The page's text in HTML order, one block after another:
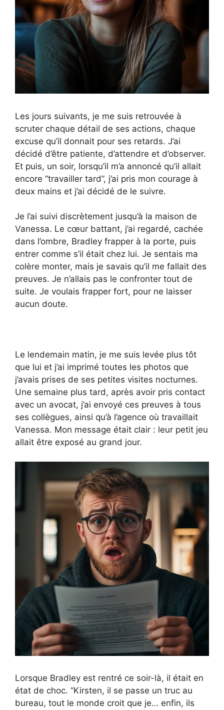
Les jours suivants, je me suis retrouvée à
scruter chaque détail de ses actions, chaque
excuse qu’il donnait pour ses retards. J’ai
décidé d’être patiente, d’attendre et d’observer.
Et puis, un soir, lorsqu’il m’a annoncé qu’il allait
encore “travailler tard”, j’ai pris mon courage à
deux mains et j’ai décidé de le suivre.
Je l’ai suivi discrètement jusqu’à la maison de
Vanessa. Le cœur battant, j’ai regardé, cachée
dans l’ombre, Bradley frapper à la porte, puis
entrer comme s’il était chez lui. Je sentais ma
colère monter, mais je savais qu’il me fallait des
preuves. Je n’allais pas le confronter tout de
suite. Je voulais frapper fort, pour ne laisser
aucun doute.
Le lendemain matin, je me suis levée plus tôt
que lui et j’ai imprimé toutes les photos que
j’avais prises de ses petites visites nocturnes.
Une semaine plus tard, après avoir pris contact
avec un avocat, j’ai envoyé ces preuves à tous
ses collègues, ainsi qu’à l’agence où travaillait
Vanessa. Mon message était clair : leur petit jeu
allait être exposé au grand jour.
Lorsque Bradley est rentré ce soir-là, il était en
état de choc. “Kirsten, il se passe un truc au
bureau, tout le monde croit que je… enfin, ils